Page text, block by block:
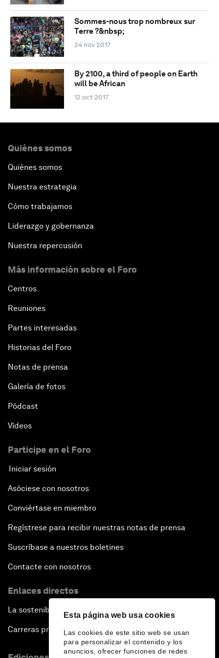
Esta página web usa cookies
Las cookies de este sitio web se usan
para personalizar el contenido y los
anuncios, ofrecer funciones de redes
Sommes-nous trop nombreux sur
Terre ?&nbsp;
24 nov 2017
By 2100, a third of people on Earth
will be African
12 oct 2017
Quiénes somos
Quiénes somos
Nuestra estrategia
Cómo trabajamos
Liderazgo y gobernanza
Nuestra repercusión
Más información sobre el Foro
Centros
Reuniones
Partes interesadas
Historias del Foro
Notas de prensa
Galería de fotos
Pódcast
Vídeos
Participe en el Foro
Iniciar sesión
Asóciese con nosotros
Conviértase en miembro
Regístrese para recibir nuestras notas de prensa
Suscríbase a nuestros boletines
Contacte con nosotros
Enlaces directos
La sostenibilidad en el Foro
Carreras profesionales